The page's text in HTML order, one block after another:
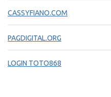
CASSYFIANO.COM
PAGDIGITAL.ORG
LOGIN TOTO868